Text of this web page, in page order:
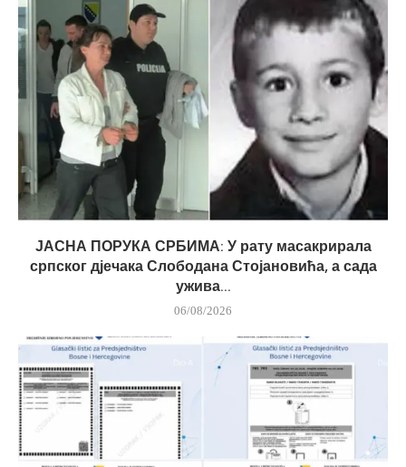
ЈАСНА ПОРУКА СРБИМА: У рату масакрирала
српског дјечака Слободана Стојановића, а сада
ужива...
06/08/2026